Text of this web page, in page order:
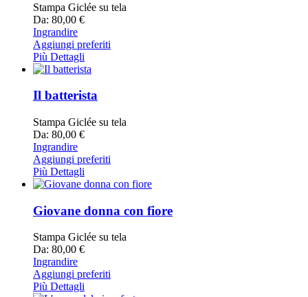
Stampa Giclée su tela
Da: 80,00 €
Ingrandire
Aggiungi preferiti
Più Dettagli
Il batterista
Stampa Giclée su tela
Da: 80,00 €
Ingrandire
Aggiungi preferiti
Più Dettagli
Giovane donna con fiore
Stampa Giclée su tela
Da: 80,00 €
Ingrandire
Aggiungi preferiti
Più Dettagli